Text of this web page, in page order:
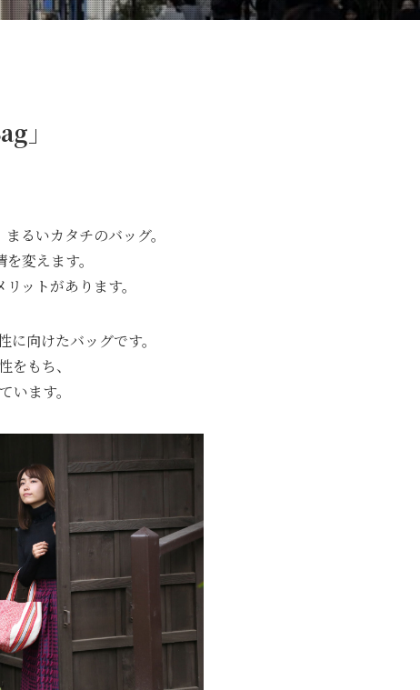
」
るいカタチのバッグ。
変えます。
ットがあります。
に向けたバッグです。
もち、
ます。